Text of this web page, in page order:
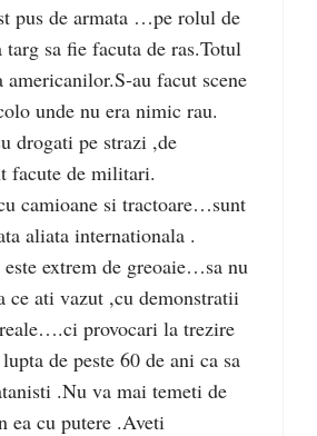
pus de armata …pe rolul de
targ sa fie facuta de ras.Totul
americanilor.S-au facut scene
unde nu era nimic rau.
drogati pe strazi ,de
facute de militari.
camioane si tractoare…sunt
aliata internationala .
extrem de greoaie…sa nu
ce ati vazut ,cu demonstratii
provocari la trezire
de peste 60 de ani ca sa
.Nu va mai temeti de
ea cu putere .Aveti